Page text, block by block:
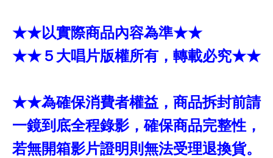
★★以實際商品內容為準★★
★★５大唱片版權所有，轉載必究★★
★★為確保消費者權益，商品拆封前請
一鏡到底全程錄影，確保商品完整性，
若無開箱影片證明則無法受理退換貨。